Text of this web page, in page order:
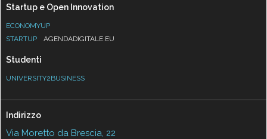
Startup e Open Innovation
ECONOMYUP
STARTUP
AGENDADIGITALE.EU
Studenti
UNIVERSITY2BUSINESS
Indirizzo
Via Moretto da Brescia, 22